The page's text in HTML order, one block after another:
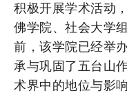
积极开展学术活动
佛学院、社会大学
前，该学院已经举
承与巩固了五台山
术界中的地位与影响